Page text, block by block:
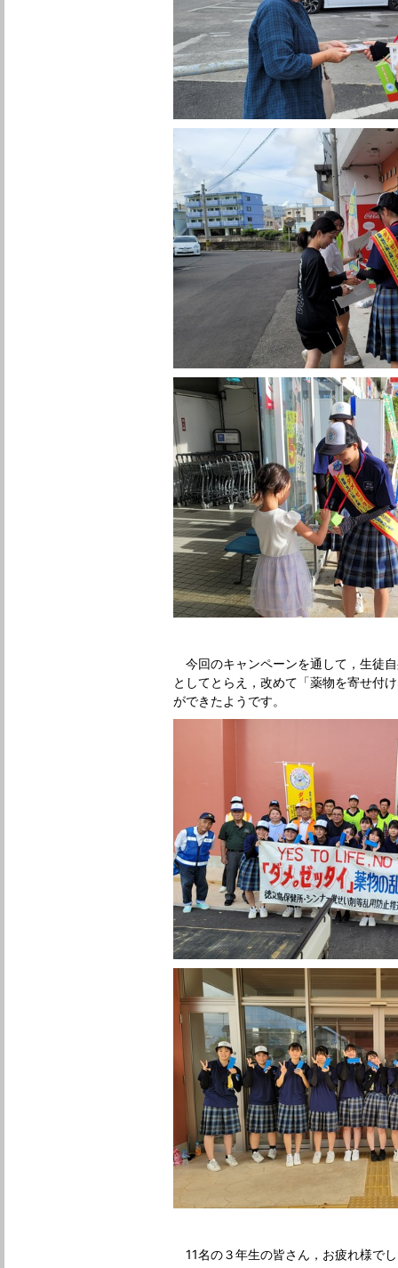
今回のキャンペーンを通して，生徒
としてとらえ，改めて「薬物を寄せ付
ができたようです。
11名の３年生の皆さん，お疲れ様で